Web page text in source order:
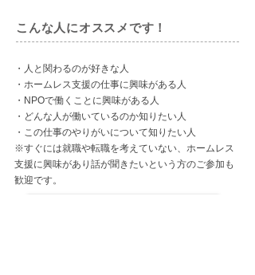
こんな人にオススメです！
・人と関わるのが好きな人
・ホームレス支援の仕事に興味がある人
・NPOで働くことに興味がある人
・どんな人が働いているのか知りたい人
・この仕事のやりがいについて知りたい人
※すぐには就職や転職を考えていない、ホームレス
支援に興味があり話が聞きたいという方のご参加も
歓迎です。